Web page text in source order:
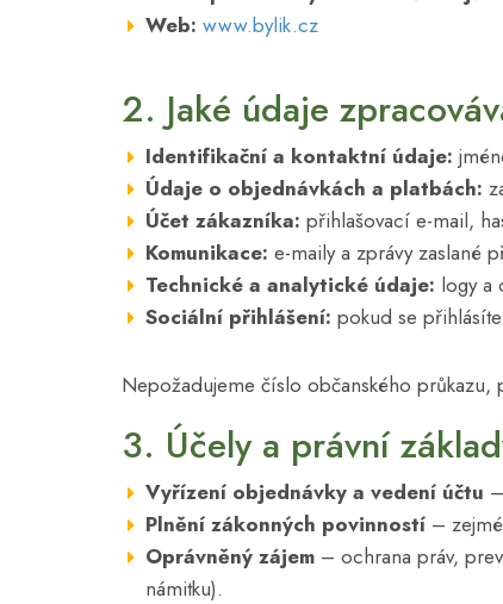
Web: www.bylik.cz
2. Jaké údaje
Identifikační a kontaktní údaje:
Údaje o objednávkách a platbách:
Účet zákazníka: přihlašovací e-mail,
Komunikace: e-maily a zprávy zaslané
Technické a analytické údaje: logy a
Sociální přihlášení: pokud se
Nepožadujeme číslo občanského průkazu,
3. Účely a právní
Vyřízení objednávky a vedení účtu
Plnění zákonných povinností –
Oprávněný zájem – ochrana práv,
námitku).